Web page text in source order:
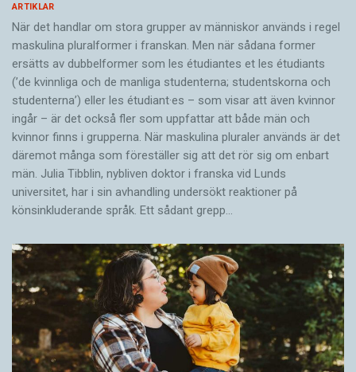
ARTIKLAR
När det handlar om stora grupper av människor används i regel
maskulina pluralformer i franskan. Men när sådana ­former
ersätts av dubbel­former som les étudiantes et les étudiants
(’de kvinnliga och de manliga studenterna; studentskorna och
studenterna’) eller les étudiant·es – som visar att även kvinnor
ingår – är det också fler som uppfattar att både män och
kvinnor finns i grupperna. När maskulina pluraler används är det
där­emot många som föreställer sig att det rör sig om enbart
män. Julia Tibblin, nybliven doktor i franska vid Lunds
universitet, har i sin avhandling undersökt reaktioner på
könsinkluderande språk. Ett sådant grepp…